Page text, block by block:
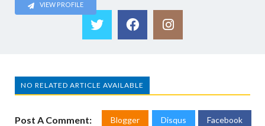
VIEW PROFILE
NO RELATED ARTICLE AVAILABLE
Post A Comment: Blogger Disqus Facebook